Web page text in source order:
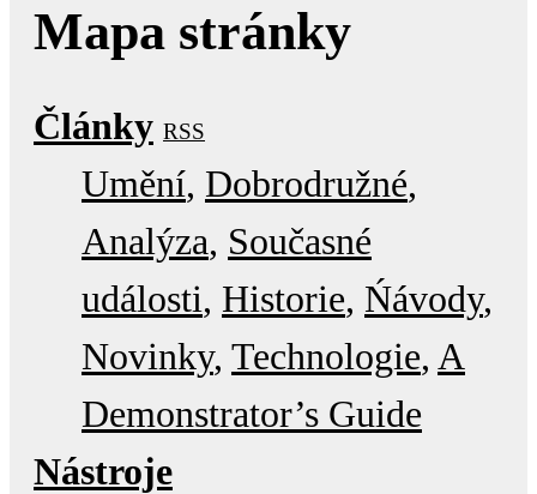
Mapa stránky
Články RSS
Umění Dobrodružné
Analýza Současné
události Historie Ńávody
Novinky Technologie A
Demonstrator’s Guide
Nástroje